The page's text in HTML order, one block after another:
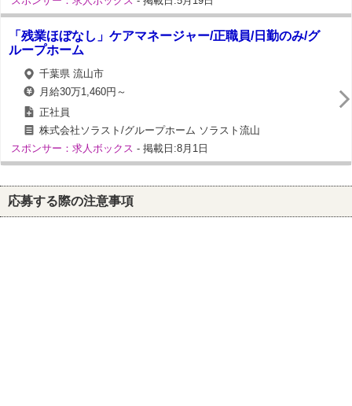
「残業ほぼなし」ケアマネージャー/正職員/日勤のみ/グ
ループホーム
千葉県 流山市
月給30万1,460円～
正社員
株式会社ソラスト/グループホーム ソラスト流山
スポンサー：求人ボックス - 掲載日:8月1日
応募する際の注意事項